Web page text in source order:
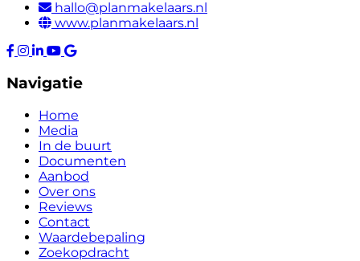
hallo@planmakelaars.nl
www.planmakelaars.nl
Navigatie
Home
Media
In de buurt
Documenten
Aanbod
Over ons
Reviews
Contact
Waardebepaling
Zoekopdracht